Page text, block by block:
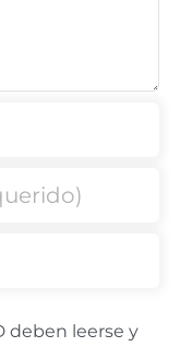
deben leerse y